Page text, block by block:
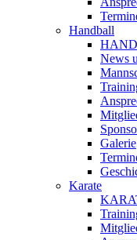
Handball
News
Galerie
Karate